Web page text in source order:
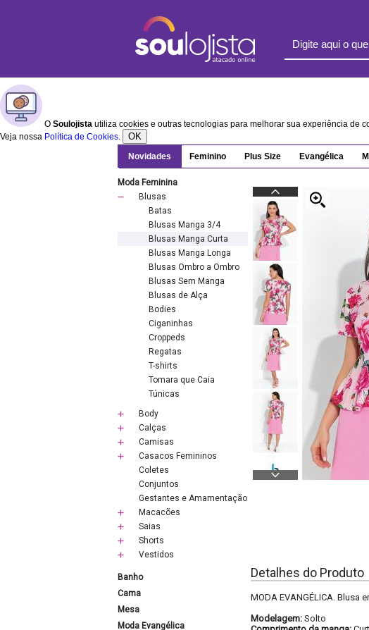
O Soulojista utiliza cookies e outras tecnologias para melhorar sua experiência de
Veja nossa Política de Cookies. OK
Novidades Feminino Plus Size Evangélica
Moda Feminina
Blusas
Batas
Blusas Manga 3/4
Blusas Manga Curta
Blusas Manga Longa
Blusas Ombro a Ombro
Blusas Sem Manga
Blusas de Alça
Bodies
Ciganinhas
Croppeds
Regatas
T-shirts
Tomara que Caia
Túnicas
Body
Calças
Camisas
Casacos Femininos
Coletes
Conjuntos
Gestantes e Amamentação
Macacões
Saias
Shorts
Vestidos
Banho
Cama
Mesa
Moda Evangélica
Detalhes do Produto
MODA EVANGÉLICA.
Modelagem: Solto